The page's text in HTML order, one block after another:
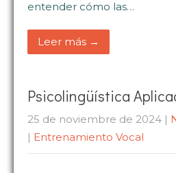
entender cómo las…
Leer más →
Psicolingüística
25 de noviembre de 2024 |
| Entrenamiento Vocal